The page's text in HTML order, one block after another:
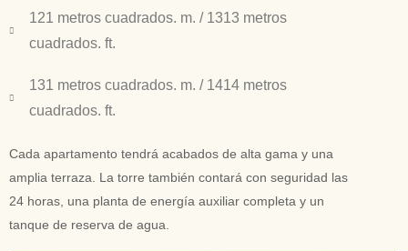
121 metros cuadrados. m. / 1313 metros
cuadrados. ft.
131 metros cuadrados. m. / 1414 metros
cuadrados. ft.
Cada apartamento tendrá acabados de alta gama y una
amplia terraza. La torre también contará con seguridad las
24 horas, una planta de energía auxiliar completa y un
tanque de reserva de agua.